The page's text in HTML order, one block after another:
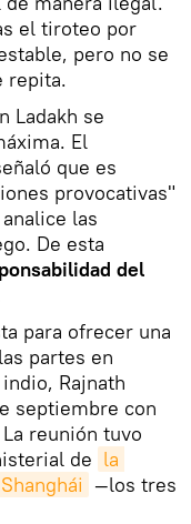
el tiroteo por
pero no se
repita.
Ladakh se
El
que es
provocativas"
las
De esta
del
para ofrecer una
partes en
Rajnath
septiembre con
reunión tuvo
de la
—los tres